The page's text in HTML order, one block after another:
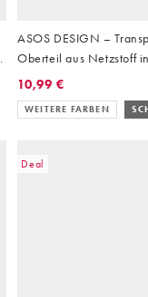
ASOS DESIGN –
Oberteil aus Netzstoff
10,99 €
WEITERE FARBEN
Deal